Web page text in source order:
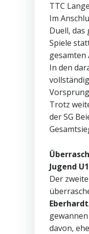
TTC
Im
Duell,
Spiele
gesamten
In den
Trotz
der SG
Jugend
Der
davon, ehe